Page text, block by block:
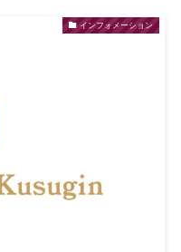
インフォメーション